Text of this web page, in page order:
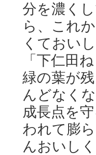
分を濃く
ら、これ
くておい
「下仁田
緑の葉が
んどなく
成長点を
われて膨
んおいし